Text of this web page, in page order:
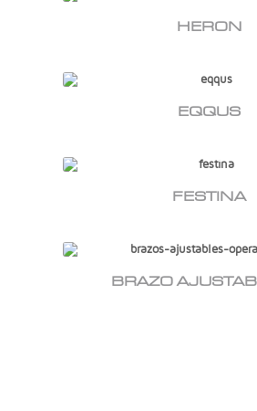
HERON
EQQUS
FESTINA
BRAZO